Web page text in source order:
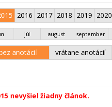
2016 2017 2018 2019 2020
júl august september
anotácií vrátane anotácií
nevyšiel žiadny článok.